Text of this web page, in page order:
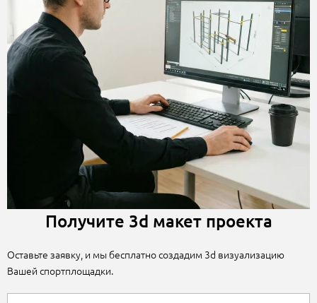
Получите 3d макет проекта
Оставьте заявку, и мы бесплатно создадим 3d визуализацию
Вашей спортплощадки.